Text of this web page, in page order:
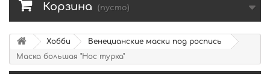
Корзина (пусто)
Хобби
Венецианские маски под роспись
Маска большая "Нос турка"